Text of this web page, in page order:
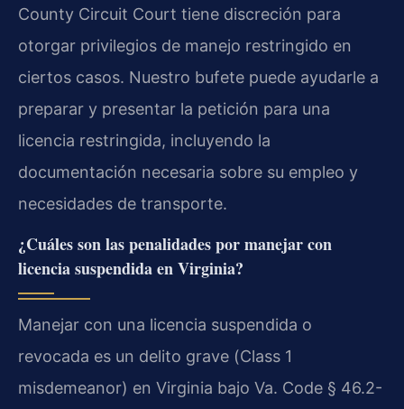
County Circuit Court tiene discreción para
otorgar privilegios de manejo restringido en
ciertos casos. Nuestro bufete puede ayudarle a
preparar y presentar la petición para una
licencia restringida, incluyendo la
documentación necesaria sobre su empleo y
necesidades de transporte.
¿Cuáles son las penalidades por manejar con
licencia suspendida en Virginia?
Manejar con una licencia suspendida o
revocada es un delito grave (Class 1
misdemeanor) en Virginia bajo Va. Code § 46.2-